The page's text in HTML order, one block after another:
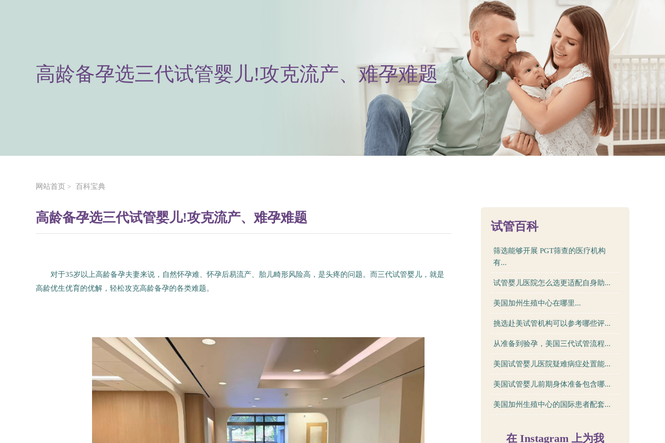
高龄备孕选三代试管婴儿!攻克流产、难孕难题
网站首页 > 百科宝典
高龄备孕选三代试管婴儿!攻克流产、难孕难题
对于35岁以上高龄备孕夫妻来说，自然怀孕难、怀孕后易流产、胎儿畸形风险高，是头疼的问题。而三代试管婴儿，就是
高龄优生优育的优解，轻松攻克高龄备孕的各类难题。
试管百科
筛选能够开展 PGT筛查的医疗机构
有...
试管婴儿医院怎么选更适配自身助...
美国加州生殖中心在哪里...
挑选赴美试管机构可以参考哪些评...
从准备到验孕，美国三代试管流程...
美国试管婴儿医院疑难病症处置能...
美国试管婴儿前期身体准备包含哪...
美国加州生殖中心的国际患者配套...
在 Instagram 上为我